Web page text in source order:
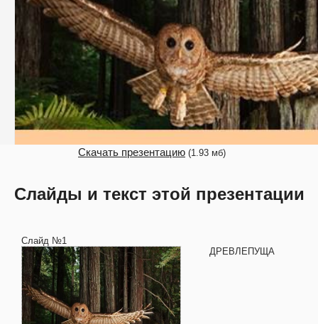
Скачать презентацию (1.93 мб)
Слайды и текст этой презентации
Слайд №1
ДРЕВЛЕПУЩА